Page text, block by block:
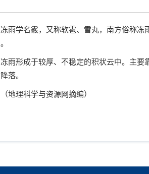
学名霰，又称软雹、雪丸，南方俗称冻
。
形成于较厚、不稳定的积状云中。主要
落。
理科学与资源网摘编）